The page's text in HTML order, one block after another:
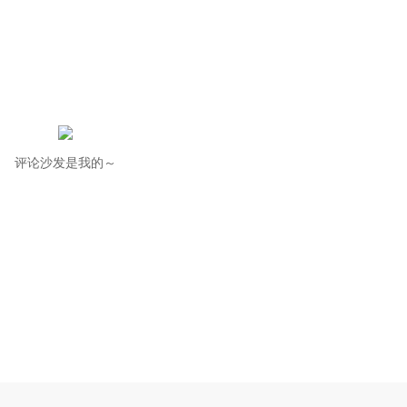
评论沙发是我的～